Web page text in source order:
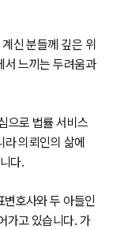
신 분들께 깊은 위
서 느끼는 두려움과
으로 법률 서비스
라 의뢰인의 삶에
다.
호사와 두 아들인
가고 있습니다. 가